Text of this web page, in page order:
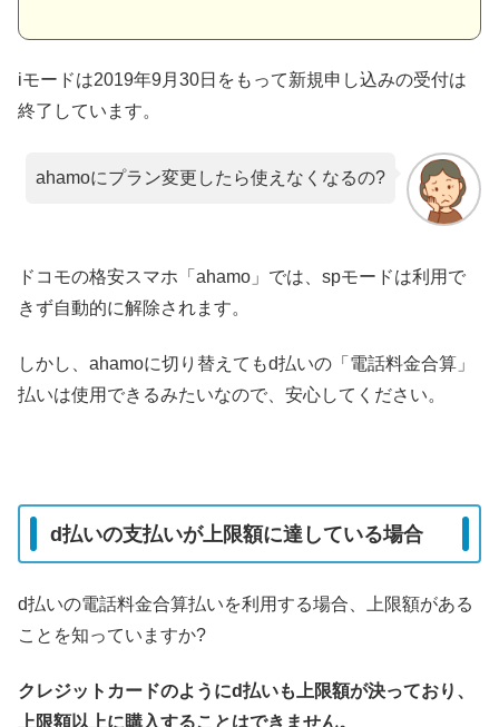
iモードは2019年9月30日をもって新規申し込みの受付は
終了しています。
ahamoにプラン変更したら使えなくなるの?
ドコモの格安スマホ「ahamo」では、spモードは利用で
きず自動的に解除されます。
しかし、ahamoに切り替えてもd払いの「電話料金合算」
払いは使用できるみたいなので、安心してください。
d払いの支払いが上限額に達している場合
d払いの電話料金合算払いを利用する場合、上限額がある
ことを知っていますか?
クレジットカードのようにd払いも上限額が決っており、
上限額以上に購入することはできません。